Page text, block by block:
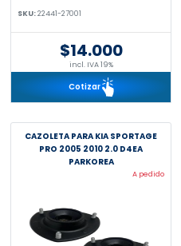
SKU:22441-27001
$14.000
incl. IVA 19%
Cotizar
CAZOLETA PARA KIA SPORTAGE
PRO 2005 2010 2.0 D4EA
PARKOREA
A pedido